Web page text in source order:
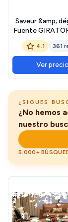
Saveur &amp;
Fuente
Cristal
45,50 x
4.1 361
Ver precio
¿SIGUES
¿No hemos
nuestro
5.000+